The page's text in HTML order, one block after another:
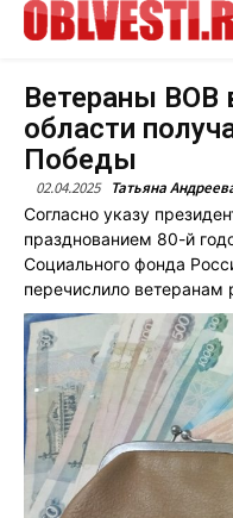
Ветераны ВОВ
области
Победы
02.04.2025 Татьяна
Согласно указу
празднованием 80-й
Социального фонда
перечислило ветеранам